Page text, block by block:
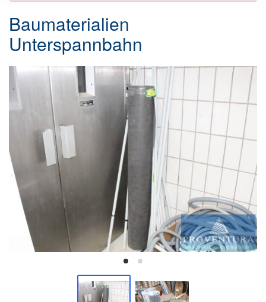
Baumaterialien
Unterspannbahn